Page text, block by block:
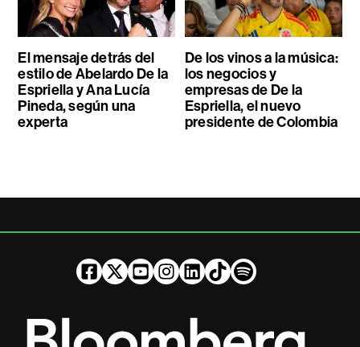
El mensaje detrás del
estilo de Abelardo De la
Espriella y Ana Lucía
Pineda, según una
experta
De los vinos a la música:
los negocios y
empresas de De la
Espriella, el nuevo
presidente de Colombia